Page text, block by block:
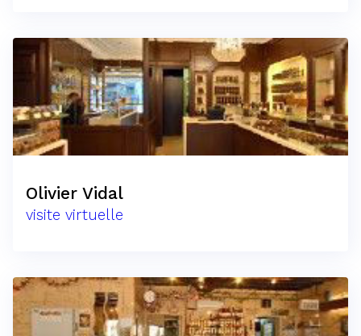
Olivier Vidal
visite virtuelle